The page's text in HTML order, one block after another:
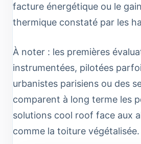
facture énergétique ou le
thermique constaté par les
À noter : les premières
instrumentées, pilotées
urbanistes parisiens ou des
comparent à long terme les
solutions cool roof face aux
comme la toiture végétalisée.